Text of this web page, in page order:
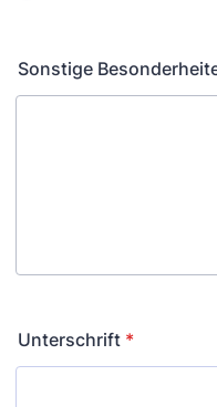
Sonstige
Unterschrift *